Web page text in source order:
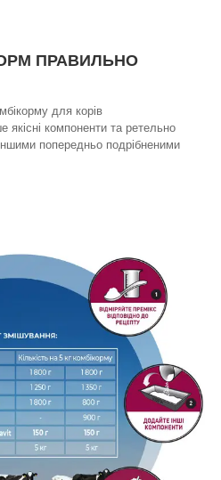
ПРАВИЛЬНО
для корів
якісні компоненти та ретельно
попередньо подрібненими